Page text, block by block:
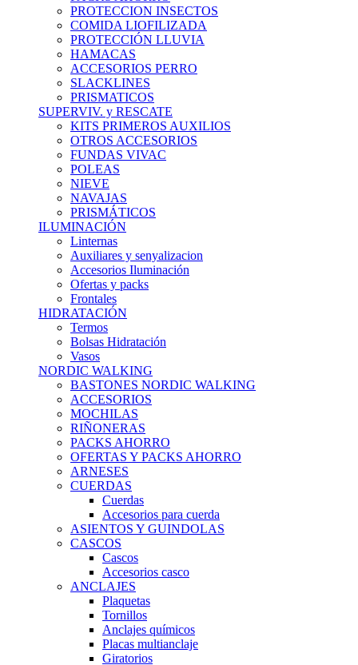
PROTECCION INSECTOS
COMIDA LIOFILIZADA
PROTECCIÓN LLUVIA
HAMACAS
ACCESORIOS PERRO
SLACKLINES
PRISMATICOS
SUPERVIV. y RESCATE
KITS PRIMEROS AUXILIOS
OTROS ACCESORIOS
FUNDAS VIVAC
POLEAS
NIEVE
NAVAJAS
PRISMÁTICOS
ILUMINACIÓN
Linternas
Auxiliares y senyalizacion
Accesorios Iluminación
Ofertas y packs
Frontales
HIDRATACIÓN
Termos
Bolsas Hidratación
Vasos
NORDIC WALKING
BASTONES NORDIC WALKING
ACCESORIOS
MOCHILAS
RIÑONERAS
PACKS AHORRO
OFERTAS Y PACKS AHORRO
ARNESES
CUERDAS
Cuerdas
Accesorios para cuerda
ASIENTOS Y GUINDOLAS
CASCOS
Cascos
Accesorios casco
ANCLAJES
Plaquetas
Tornillos
Anclajes químicos
Placas multianclaje
Giratorios